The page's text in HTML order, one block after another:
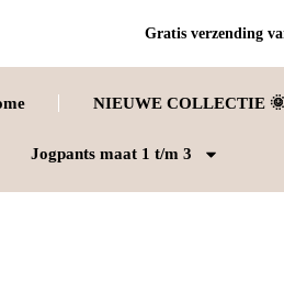
Gratis verzending
NIEUWE COLLECTIE
Jogpants maat 1 t/m 3